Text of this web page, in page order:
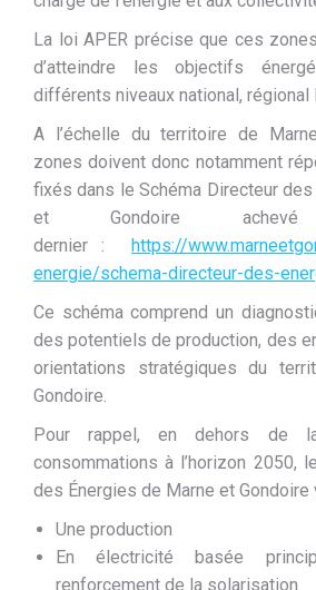
La loi APER précise que ces
d’atteindre les objectifs
différents niveaux national, régional
A l’échelle du territoire de
zones doivent donc notamment
fixés dans le Schéma Directeur
et Gondoire
dernier : https://
energie/schema-directeur-des-
Ce schéma comprend un
des potentiels de production, des
orientations stratégiques du
Gondoire.
Pour rappel, en dehors de
consommations à l’horizon 2050,
des Énergies de Marne et Gondoire
Une production
En électricité basée
renforcement de la solarisation